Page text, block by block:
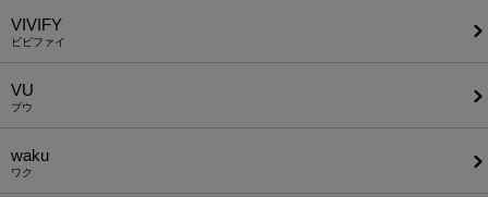
VIVIFY
ビビファイ
VU
ブウ
waku
ワク